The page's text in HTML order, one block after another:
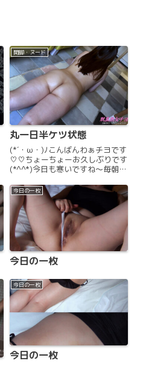
開脚・ヌード
丸一日半ケツ状態
(*´・ω・)ﾉこんばんわぁチヨです
♡♡ちょーちょーお久しぶりです
(*^^*)今日も寒いですね〜毎朝寒
( > < )今日は、ズボンを履いて
仕事に行ったんだけど仕事してい
てパンツが下がってくるな〜(･
д･｡)トイ...
今日の一枚
今日の一枚
今日の一枚
今日の一枚